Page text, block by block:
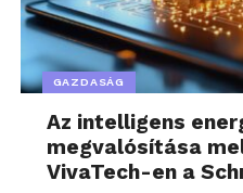
GAZDASÁG
Az intelligens
megvalósítása
VivaTech-en a